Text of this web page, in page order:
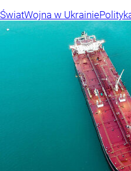
ŚwiatWojna w Ukrainie